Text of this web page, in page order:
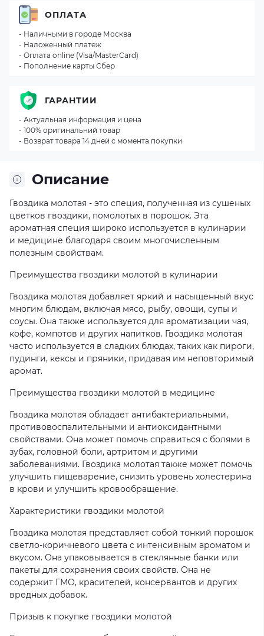
Описание
Гвоздика молотая - это специя, полученная из сушеных
цветков гвоздики, помолотых в порошок. Эта
ароматная специя широко используется в кулинарии
и медицине благодаря своим многочисленным
полезным свойствам.
Преимущества гвоздики молотой в кулинарии
Гвоздика молотая добавляет яркий и насыщенный вкус
многим блюдам, включая мясо, рыбу, овощи, супы и
соусы. Она также используется для ароматизации чая,
кофе, компотов и других напитков. Гвоздика молотая
часто используется в сладких блюдах, таких как пироги,
пудинги, кексы и пряники, придавая им неповторимый
аромат.
Преимущества гвоздики молотой в медицине
Гвоздика молотая обладает антибактериальными,
противовоспалительными и антиоксидантными
свойствами. Она может помочь справиться с болями в
зубах, головной боли, артритом и другими
заболеваниями. Гвоздика молотая также может помочь
улучшить пищеварение, снизить уровень холестерина
в крови и улучшить кровообращение.
Характеристики гвоздики молотой
Гвоздика молотая представляет собой тонкий порошок
светло-коричневого цвета с интенсивным ароматом и
вкусом. Она упаковывается в стеклянные банки или
пакеты для сохранения своих свойств. Она не
содержит ГМО, красителей, консервантов и других
вредных добавок.
Призыв к покупке гвоздики молотой
ОПЛАТА
- Наличными в городе Москва
- Наложенный платеж
- Оплата online (Visa/MasterCard)
- Пополнение карты Сбер
ГАРАНТИИ
- Актуальная информация и цена
- 100% оригинальний товар
- Возврат товара 14 дней с момента покупки